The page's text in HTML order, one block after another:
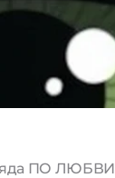
ПО